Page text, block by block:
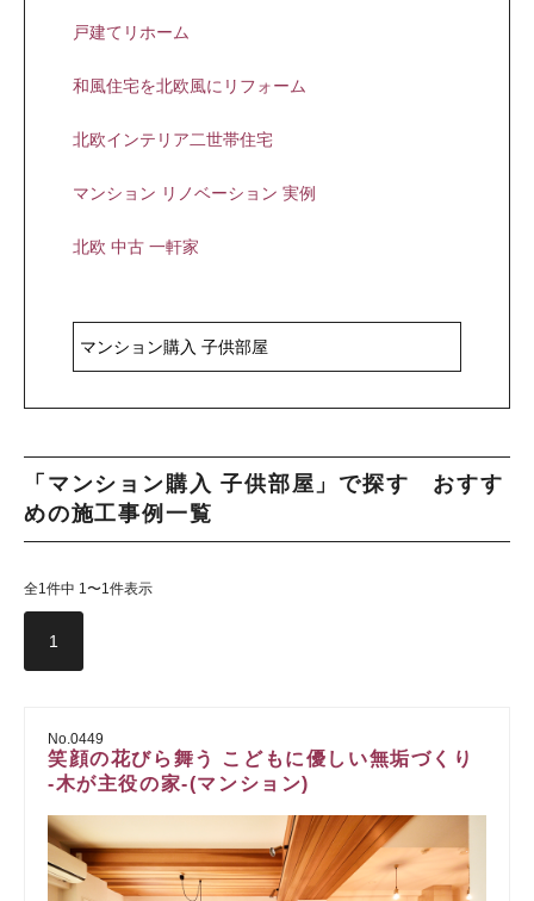
戸建てリホーム
和風住宅を北欧風にリフォーム
北欧インテリア二世帯住宅
マンション リノベーション 実例
北欧 中古 一軒家
「マンション購入 子供部屋」で探す おすす
めの施工事例一覧
全1件中 1〜1件表示
1
No.0449
笑顔の花びら舞う こどもに優しい無垢づくり
-木が主役の家-(マンション)